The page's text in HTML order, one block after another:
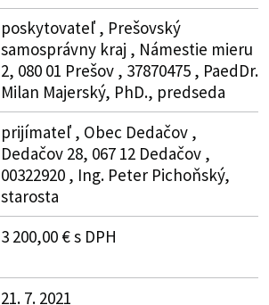
poskytovateľ , Prešovský
samosprávny kraj , Námestie mieru
2, 080 01 Prešov , 37870475 , PaedDr.
Milan Majerský, PhD., predseda
prijímateľ , Obec Dedačov ,
Dedačov 28, 067 12 Dedačov ,
00322920 , Ing. Peter Pichoňský,
starosta
3 200,00 € s DPH
21. 7. 2021